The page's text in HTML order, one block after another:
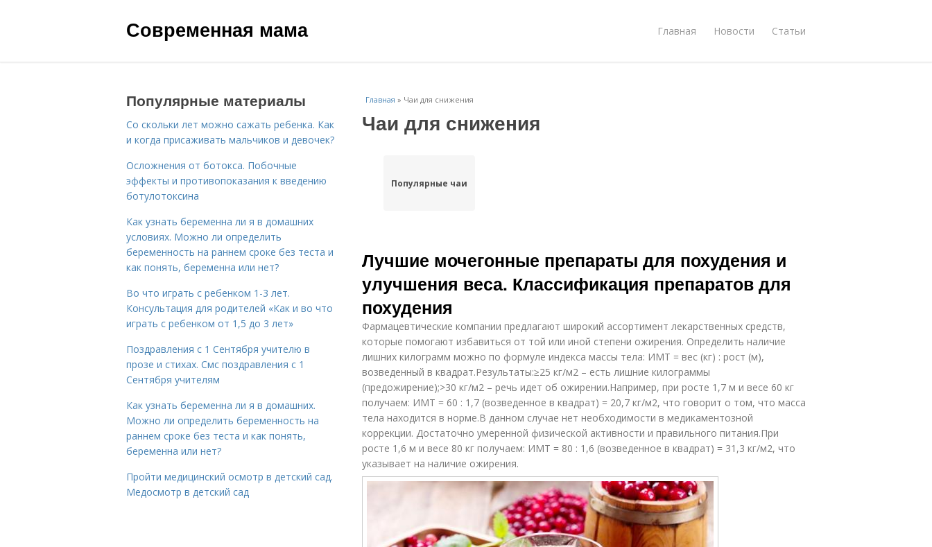
Современная мама Главная Новости Статьи
Главная » Чаи для снижения
Чаи для снижения
Популярные чаи
Лучшие мочегонные препараты для похудения и
улучшения веса. Классификация препаратов для
похудения
Фармацевтические компании предлагают широкий ассортимент лекарственных средств,
которые помогают избавиться от той или иной степени ожирения. Определить наличие
лишних килограмм можно по формуле индекса массы тела: ИМТ = вес (кг) : рост (м),
возведенный в квадрат.Результаты:≥25 кг/м2 – есть лишние килограммы
(предожирение);>30 кг/м2 – речь идет об ожирении.Например, при росте 1,7 м и весе 60 кг
получаем: ИМТ = 60 : 1,7 (возведенное в квадрат) = 20,7 кг/м2, что говорит о том, что масса
тела находится в норме.В данном случае нет необходимости в медикаментозной
коррекции. Достаточно умеренной физической активности и правильного питания.При
росте 1,6 м и весе 80 кг получаем: ИМТ = 80 : 1,6 (возведенное в квадрат) = 31,3 кг/м2, что
указывает на наличие ожирения.
Популярные материалы
Со скольки лет можно сажать ребенка. Как
и когда присаживать мальчиков и девочек?
Осложнения от ботокса. Побочные
эффекты и противопоказания к введению
ботулотоксина
Как узнать беременна ли я в домашних
условиях. Можно ли определить
беременность на раннем сроке без теста и
как понять, беременна или нет?
Во что играть с ребенком 1-3 лет.
Консультация для родителей «Как и во что
играть с ребенком от 1,5 до 3 лет»
Поздравления с 1 Сентября учителю в
прозе и стихах. Смс поздравления с 1
Сентября учителям
Как узнать беременна ли я в домашних.
Можно ли определить беременность на
раннем сроке без теста и как понять,
беременна или нет?
Пройти медицинский осмотр в детский сад.
Медосмотр в детский сад